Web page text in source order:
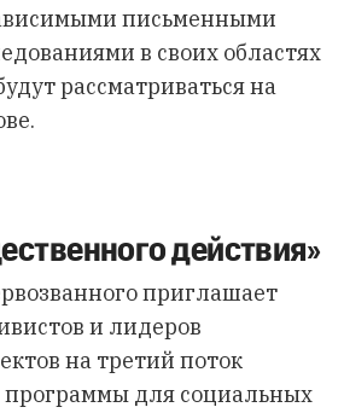
письменными
в своих областях
рассматриваться на
действия»
приглашает
и лидеров
на третий поток
программы для социальных